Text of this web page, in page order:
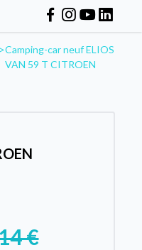
>Camping-car neuf ELIOS
VAN 59 T CITROEN
€